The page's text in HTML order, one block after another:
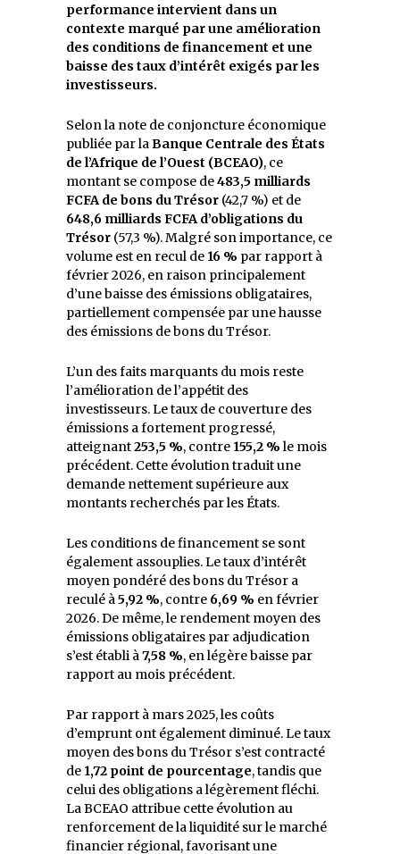
performance intervient dans un
contexte marqué par une amélioration
des conditions de financement et une
baisse des taux d’intérêt exigés par les
investisseurs.
Selon la note de conjoncture économique
publiée par laBanque Centrale des États
de l’Afrique de l’Ouest (BCEAO), ce
montant se compose de483,5 milliards
FCFA de bons du Trésor (42,7 %) et de
648,6 milliards FCFA d’obligations du
Trésor (57,3 %). Malgré son importance, ce
volume est en recul de 16 % par rapport à
février 2026, en raison principalement
d’une baisse des émissions obligataires,
partiellement compensée par une hausse
des émissions de bons du Trésor.
L’un des faits marquants du mois reste
l’amélioration de l’appétit des
investisseurs. Le taux de couverture des
émissions a fortement progressé,
atteignant253,5 %, contre 155,2 %le mois
précédent. Cette évolution traduit une
demande nettement supérieure aux
montants recherchés par les États.
Les conditions de financement se sont
également assouplies. Le taux d’intérêt
moyen pondéré des bons du Trésor a
reculé à5,92 %, contre 6,69 % en février
2026. De même, le rendement moyen des
émissions obligataires par adjudication
s’est établi à7,58 %, en légère baisse par
rapport au mois précédent.
Par rapport à mars 2025, les coûts
d’emprunt ont également diminué. Le taux
moyen des bons du Trésor s’est contracté
de 1,72 point de pourcentage, tandis que
celui des obligations a légèrement fléchi.
La BCEAO attribue cette évolution au
renforcement de la liquidité sur le marché
financier régional, favorisant une